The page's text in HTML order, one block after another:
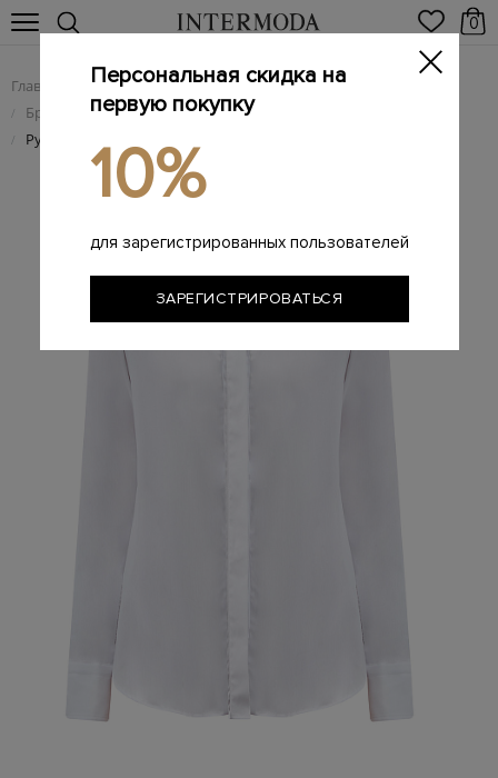
0
Главная Женщинам / Женская одежда
/ Брендовые женские рубашки
/ Рубашка из эластичного поплина с мерцающей деталью
Персональная скидка на
первую покупку
10%
для зарегистрированных пользователей
ЗАРЕГИСТРИРОВАТЬСЯ